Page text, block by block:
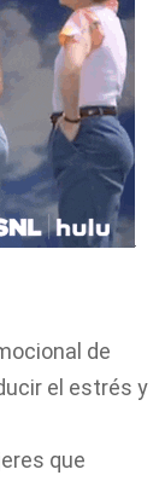
de
el estrés y
que